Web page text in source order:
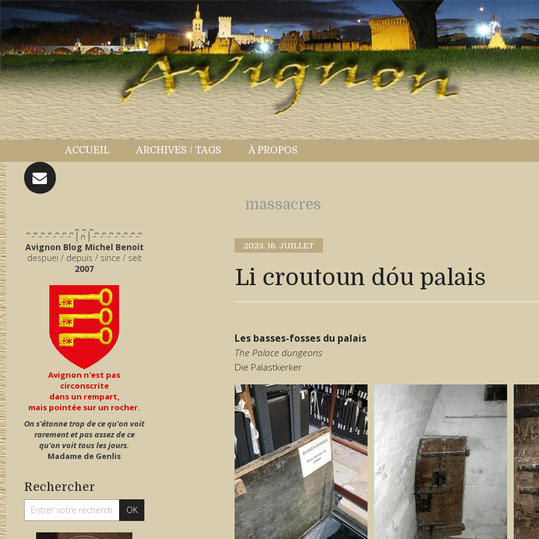
ACCUEIL ARCHIVES / TAGS À PROPOS
͆ ̵ ͆ ̵ ͆ ̵ ͆ ̵ ͆ ̵ ͆ ̵ ͆ │∩│ ̵ ͆ ̵ ͆ ̵ ͆ ̵ ͆ ̵ ͆ ̵ ͆ ̵ ͆
Avignon Blog Michel Benoit
despuei / depuis / since / seit
2007
Avignon n'est pas
circonscrite
dans un rempart,
mais pointée sur un rocher.
On s'étonne trop de ce qu'on voit
rarement et pas assez de ce
qu'on voit tous les jours.
Madame de Genlis
Rechercher
massacres
2023. 16. JUILLET
Li croutoun dóu palais
Les basses-fosses du palais
The Palace dungeons
Die Palastkerker